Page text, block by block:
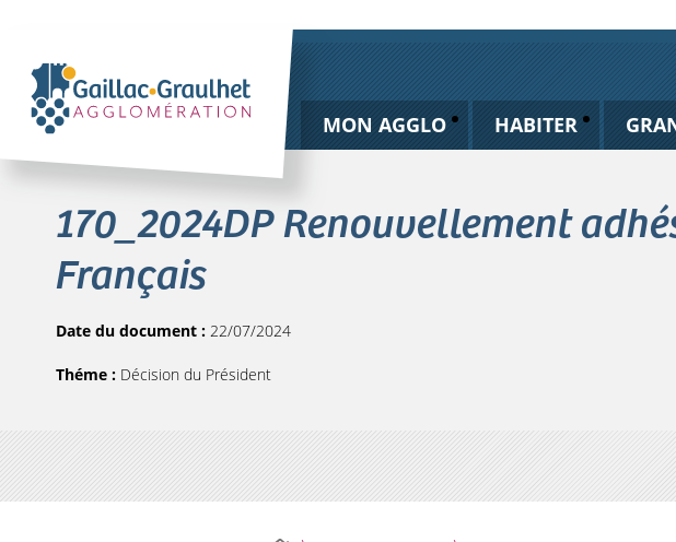
MON AGGLO HABITER
170_2024DP Renouvellement
Français
Date du document : 22/07/2024
Théme : Décision du Président